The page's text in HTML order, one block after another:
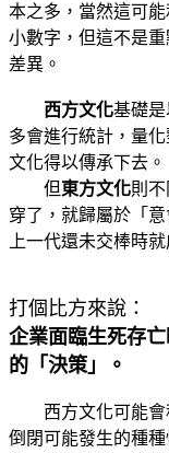
本之多，當然這可
小數字，但這不是
差異。
西方文化基礎
多會進行統計，量
文化得以傳承下去。
但東方文化則
穿了，就歸屬於「
上一代還未交棒時
打個比方來說：
企業面臨生死存
的「決策」。
西方文化可能會
倒閉可能發生的種